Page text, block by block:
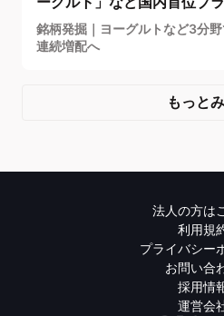
銘柄発掘｜ヨーグルトなど3分
連続増配へ
もっと
法人の方は
利用規
プライバシー
お問い合
採用情
運営会